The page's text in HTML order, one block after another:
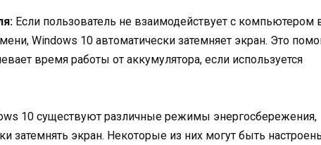
Если пользователь не взаимодействует с компьютером
Windows 10 автоматически затемняет экран. Это
время работы от аккумулятора, если используется
10 существуют различные режимы энергосбережения,
затемнять экран. Некоторые из них могут быть